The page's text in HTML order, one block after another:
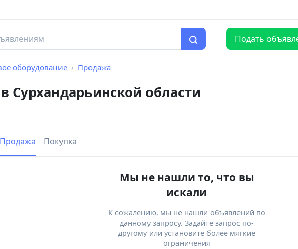
Подать
оборудование Продажа
Сурхандарьинской области
Продажа Покупка
Мы не нашли то, что вы
искали
К сожалению, мы не нашли объявлений по
данному запросу. Задайте запрос по-
другому или установите более мягкие
ограничения